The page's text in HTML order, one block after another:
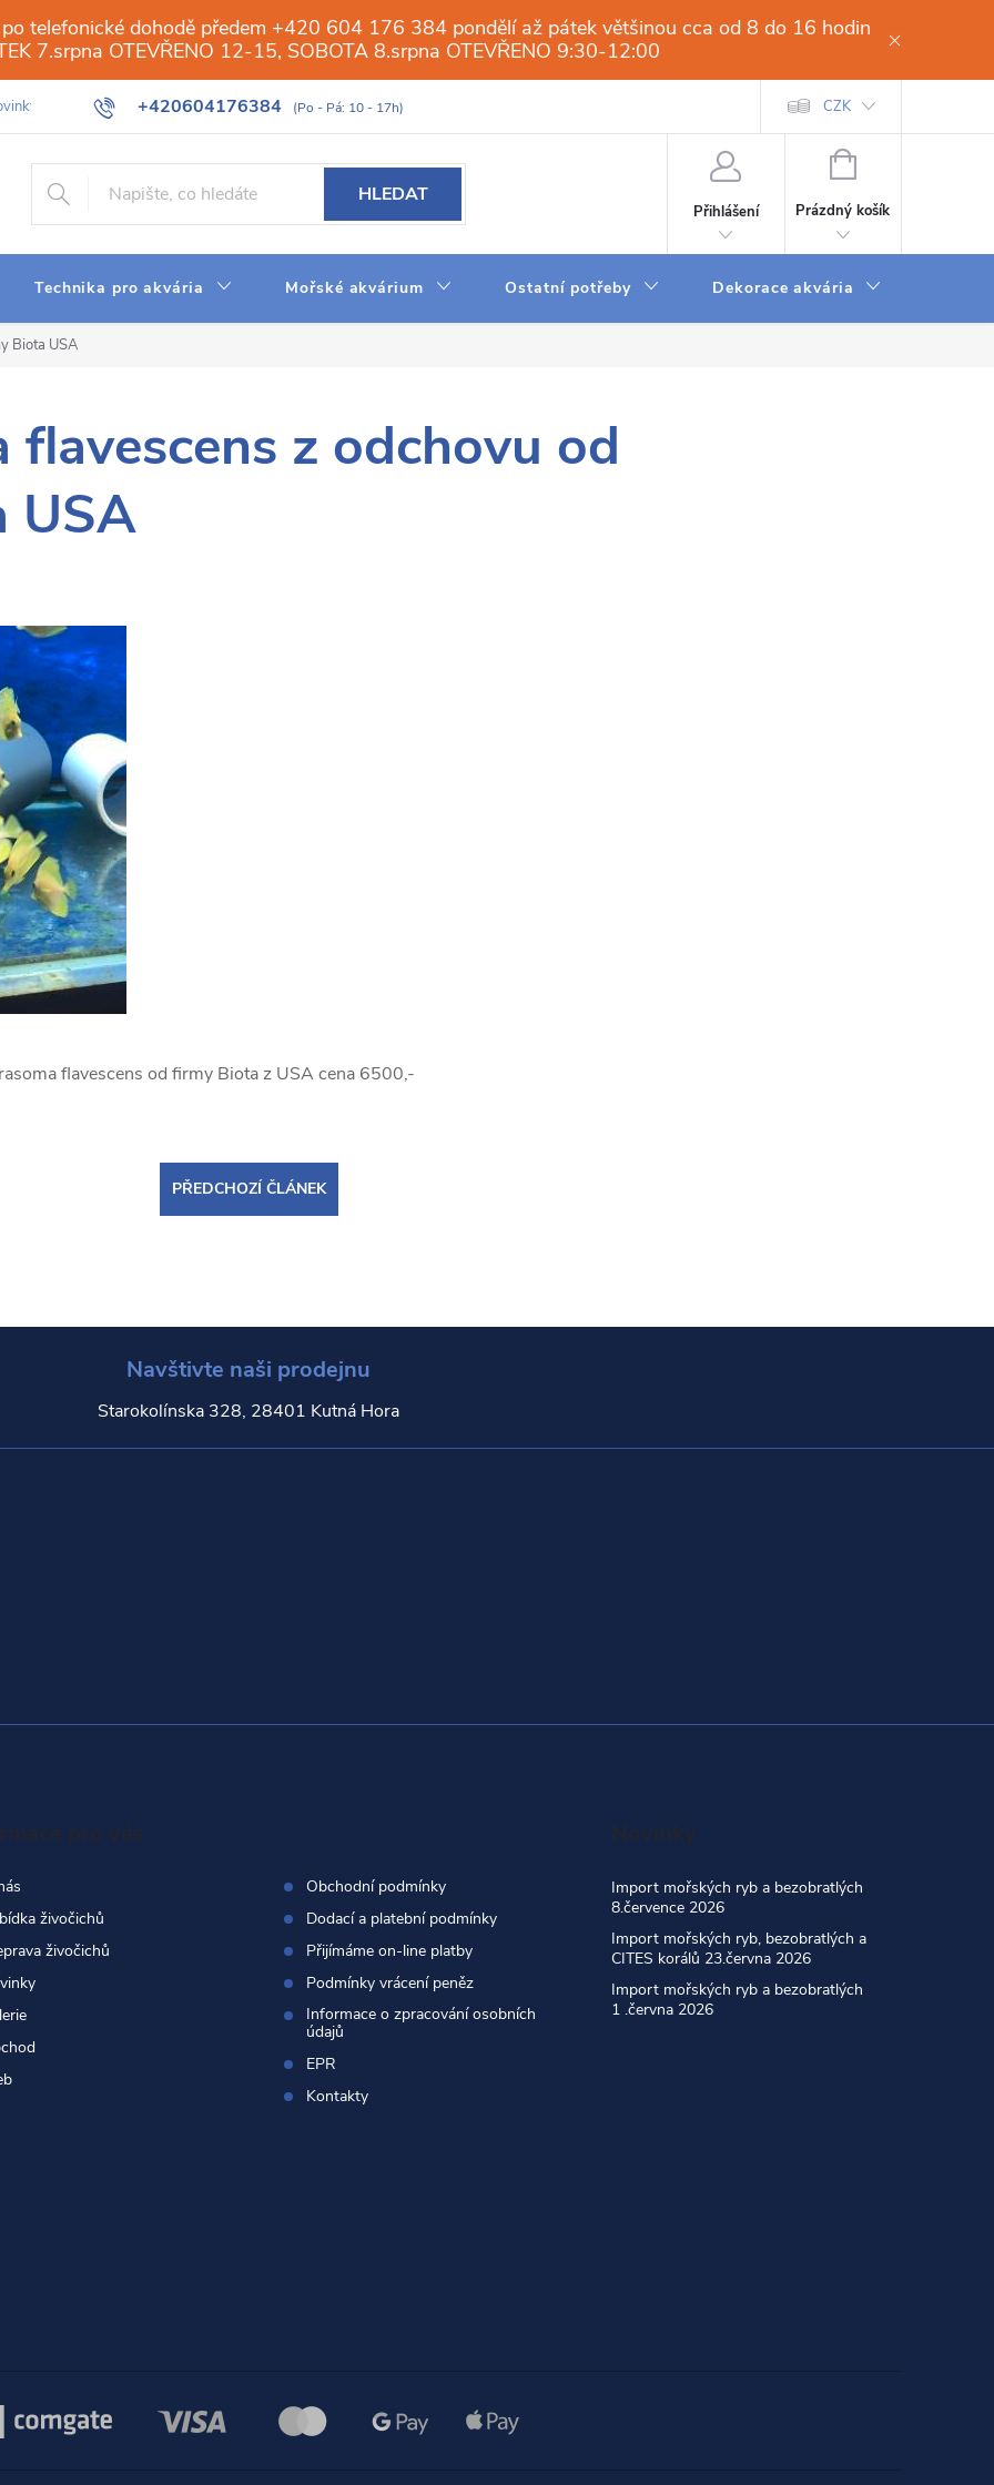
telefonické dohodě předem +420 604 176 384 pondělí až pátek většinou cca od 8 do 16 hodin
7.srpna OTEVŘENO 12-15, SOBOTA 8.srpna OTEVŘENO 9:30-12:00
+420604176384
Galerie Obchod Web Slovník pojmů Obchodní podmínky Dodací a platební
CZK
HLEDAT
Přihlášení
NÁKUPNÍ
Prázdný košík
Technika pro akvária Mořské akvárium Ostatní potřeby Dekorace akvária
Biota USA
flavescens z odchovu od
USA
flavescens od firmy Biota z USA cena 6500,-
PŘEDCHOZÍ ČLÁNEK
Navštivte naši prodejnu
Starokolínska 328, 28401 Kutná Hora
živočichů
živočichů
Obchodní podmínky
Dodací a platební podmínky
Přijímáme on-line platby
Podmínky vrácení peněz
Informace o zpracování osobních
údajů
EPR
Kontakty
Import mořských ryb a bezobratlých
8.července 2026
Import mořských ryb, bezobratlých a
CITES korálů 23.června 2026
Import mořských ryb a bezobratlých
1 .června 2026